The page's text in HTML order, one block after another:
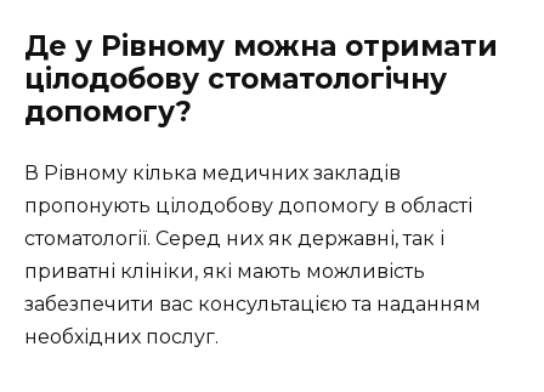
Де у Рівному можна отримати
цілодобову стоматологічну
допомогу?
В Рівному кілька медичних закладів
пропонують цілодобову допомогу в області
стоматології. Серед них як державні, так і
приватні клініки, які мають можливість
забезпечити вас консультацією та наданням
необхідних послуг.